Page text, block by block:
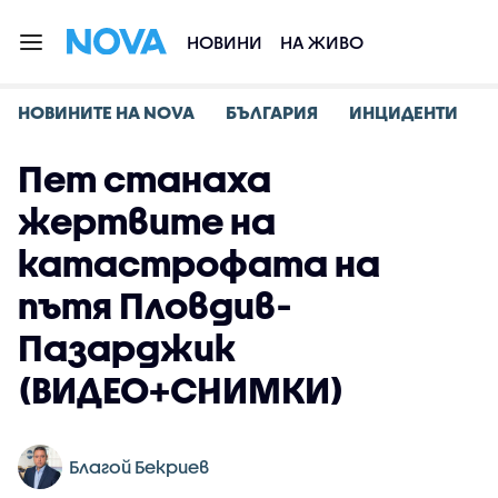
НОВИНИ НА ЖИВО
НОВИНИТЕ НА NOVA БЪЛГАРИЯ ИНЦИДЕНТИ
Пет станаха
жертвите на
катастрофата на
пътя Пловдив-
Пазарджик
(ВИДЕО+СНИМКИ)
Благой Бекриев